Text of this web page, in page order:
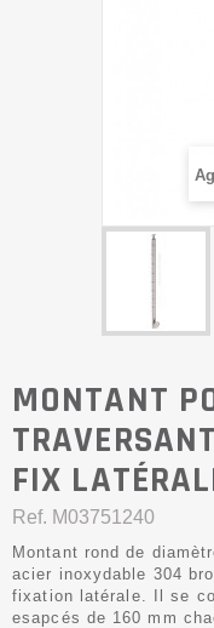
MONTANT
FIX
Ref. M03751240
Montant rond de
acier inoxydable 304
fixation latérale. Il se
esapcés de 160 mm